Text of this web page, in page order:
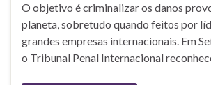
O objetivo é criminalizar os danos
planeta, sobretudo quando feitos por
grandes empresas internacionais. Em
o Tribunal Penal Internacional